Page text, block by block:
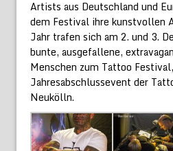
Artists aus Deutschland und
dem Festival ihre kunstvollen
Jahr trafen sich am 2. und 3.
bunte, ausgefallene,
Menschen zum Tattoo
Jahresabschlussevent der
Neukölln.